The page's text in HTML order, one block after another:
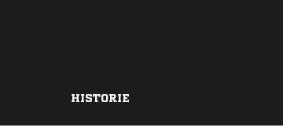
HISTORIE